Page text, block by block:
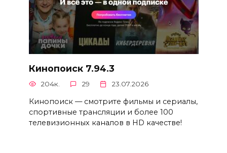
Кинопоиск 7.94.3
204к. 29 23.07.2026
Кинопоиск — смотрите фильмы и сериалы,
спортивные трансляции и более 100
телевизионных каналов в HD качестве!